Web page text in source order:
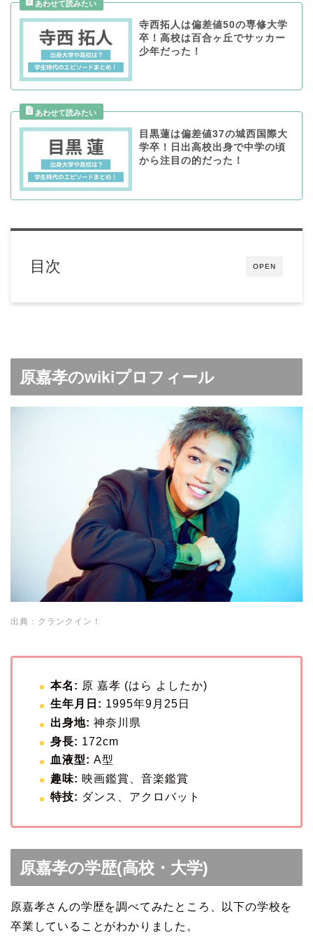
寺西拓人は偏差値50の専修大学
卒！高校は百合ヶ丘でサッカー
少年だった！
目黒蓮は偏差値37の城西国際大
学卒！日出高校出身で中学の頃
から注目の的だった！
OPEN
目次
原嘉孝のwikiプロフィール
出典：クランクイン！
本名: 原 嘉孝 (はら よしたか)
生年月日: 1995年9月25日
出身地: 神奈川県
身長: 172cm
血液型: A型
趣味: 映画鑑賞、音楽鑑賞
特技: ダンス、アクロバット
原嘉孝の学歴(高校・大学)
原嘉孝さんの学歴を調べてみたところ、以下の学校を
卒業していることがわかりました。